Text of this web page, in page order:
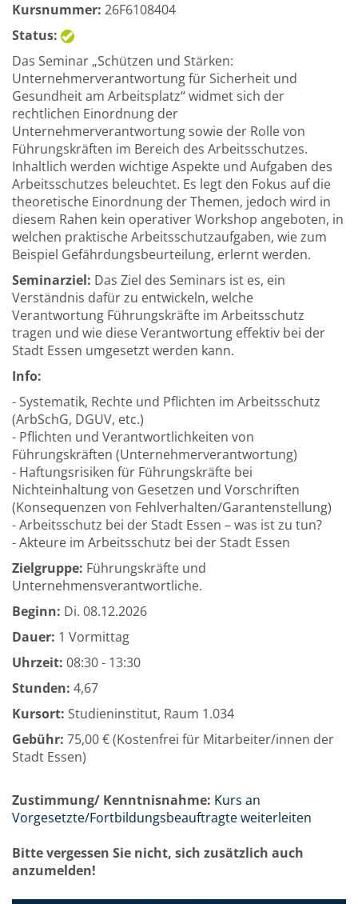
Kursnummer: 26F6108404
Status:
Das Seminar „Schützen und Stärken:
Unternehmerverantwortung für Sicherheit und
Gesundheit am Arbeitsplatz“ widmet sich der
rechtlichen Einordnung der
Unternehmerverantwortung sowie der Rolle von
Führungskräften im Bereich des Arbeitsschutzes.
Inhaltlich werden wichtige Aspekte und Aufgaben des
Arbeitsschutzes beleuchtet. Es legt den Fokus auf die
theoretische Einordnung der Themen, jedoch wird in
diesem Rahen kein operativer Workshop angeboten, in
welchen praktische Arbeitsschutzaufgaben, wie zum
Beispiel Gefährdungsbeurteilung, erlernt werden.
Seminarziel: Das Ziel des Seminars ist es, ein
Verständnis dafür zu entwickeln, welche
Verantwortung Führungskräfte im Arbeitsschutz
tragen und wie diese Verantwortung effektiv bei der
Stadt Essen umgesetzt werden kann.
Info:
- Systematik, Rechte und Pflichten im Arbeitsschutz
(ArbSchG, DGUV, etc.)
- Pflichten und Verantwortlichkeiten von
Führungskräften (Unternehmerverantwortung)
- Haftungsrisiken für Führungskräfte bei
Nichteinhaltung von Gesetzen und Vorschriften
(Konsequenzen von Fehlverhalten/Garantenstellung)
- Arbeitsschutz bei der Stadt Essen – was ist zu tun?
- Akteure im Arbeitsschutz bei der Stadt Essen
Zielgruppe: Führungskräfte und
Unternehmensverantwortliche.
Beginn: Di. 08.12.2026
Dauer: 1 Vormittag
Uhrzeit: 08:30 - 13:30
Stunden: 4,67
Kursort: Studieninstitut, Raum 1.034
Gebühr: 75,00 € (Kostenfrei für Mitarbeiter/innen der
Stadt Essen)
Zustimmung/ Kenntnisnahme: Kurs an
Vorgesetzte/Fortbildungsbeauftragte weiterleiten
Bitte vergessen Sie nicht, sich zusätzlich auch
anzumelden!